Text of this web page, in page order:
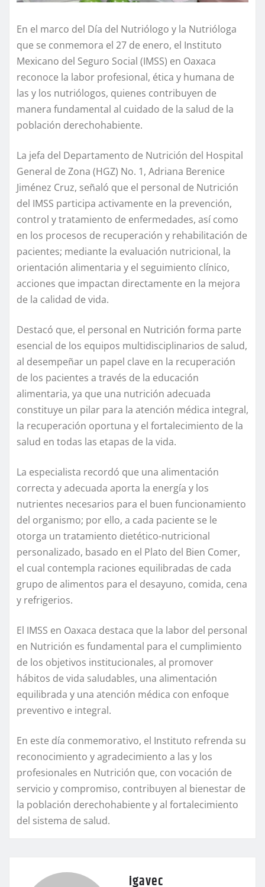
En el marco del Día del Nutriólogo y la Nutrióloga
que se conmemora el 27 de enero, el Instituto
Mexicano del Seguro Social (IMSS) en Oaxaca
reconoce la labor profesional, ética y humana de
las y los nutriólogos, quienes contribuyen de
manera fundamental al cuidado de la salud de la
población derechohabiente.
La jefa del Departamento de Nutrición del Hospital
General de Zona (HGZ) No. 1, Adriana Berenice
Jiménez Cruz, señaló que el personal de Nutrición
del IMSS participa activamente en la prevención,
control y tratamiento de enfermedades, así como
en los procesos de recuperación y rehabilitación de
pacientes; mediante la evaluación nutricional, la
orientación alimentaria y el seguimiento clínico,
acciones que impactan directamente en la mejora
de la calidad de vida.
Destacó que, el personal en Nutrición forma parte
esencial de los equipos multidisciplinarios de salud,
al desempeñar un papel clave en la recuperación
de los pacientes a través de la educación
alimentaria, ya que una nutrición adecuada
constituye un pilar para la atención médica integral,
la recuperación oportuna y el fortalecimiento de la
salud en todas las etapas de la vida.
La especialista recordó que una alimentación
correcta y adecuada aporta la energía y los
nutrientes necesarios para el buen funcionamiento
del organismo; por ello, a cada paciente se le
otorga un tratamiento dietético-nutricional
personalizado, basado en el Plato del Bien Comer,
el cual contempla raciones equilibradas de cada
grupo de alimentos para el desayuno, comida, cena
y refrigerios.
El IMSS en Oaxaca destaca que la labor del personal
en Nutrición es fundamental para el cumplimiento
de los objetivos institucionales, al promover
hábitos de vida saludables, una alimentación
equilibrada y una atención médica con enfoque
preventivo e integral.
En este día conmemorativo, el Instituto refrenda su
reconocimiento y agradecimiento a las y los
profesionales en Nutrición que, con vocación de
servicio y compromiso, contribuyen al bienestar de
la población derechohabiente y al fortalecimiento
del sistema de salud.
igavec